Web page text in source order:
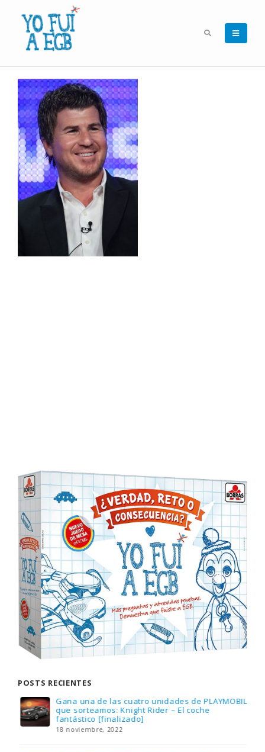
POSTS RECIENTES
Gana una de las cuatro unidades de PLAYMOBIL
que sorteamos: Knight Rider – El coche
fantástico [finalizado]
18 noviembre, 2022